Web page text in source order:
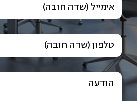
אימייל (שדה חובה)
טלפון (שדה חובה)
הודעה